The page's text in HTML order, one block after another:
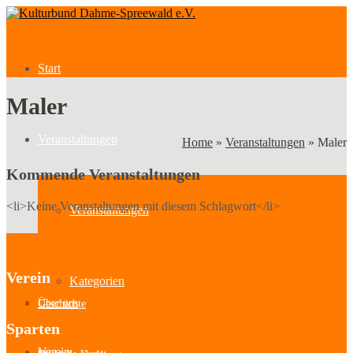
Start
Veranstaltungen
Veranstaltungen
Kategorien
Maler
Home » Veranstaltungen » Maler
Kommende Veranstaltungen
<li>Keine Veranstaltungen mit diesem Schlagwort</li>
Verein
Über uns
Geschichte
Sparten